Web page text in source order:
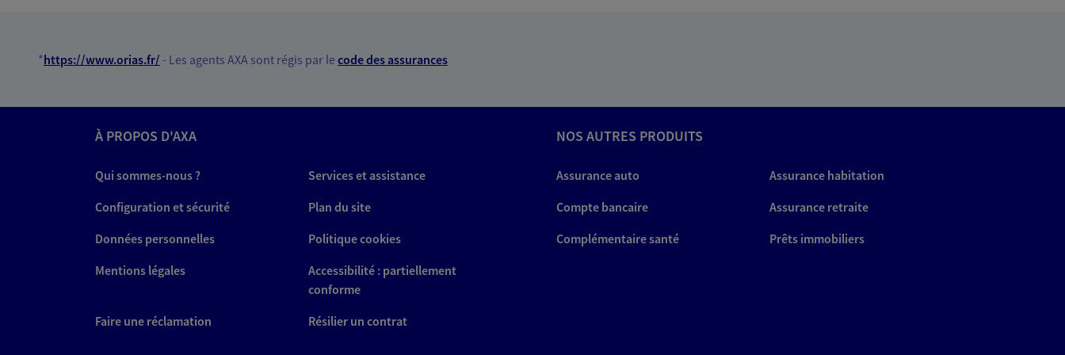
Horaires :Ouvert
N° Orias * (orias.fr) : EI LONCELLE OUIDAD (14006879); EI LAVIS JULIEN
Sebastien Saurret
*https://www.orias.fr/ - Les agents AXA sont régis par lecode des assurances
À PROPOS D'AXA
Qui sommes-nous ?
Services et assistance
Configuration et sécurité
Plan du site
Données personnelles
Politique cookies
Mentions légales
Accessibilité : partiellement
conforme
Faire une réclamation
Résilier un contrat
NOS AUTRES PRODUITS
Assurance auto
Assurance habitation
Compte bancaire
Assurance retraite
Complémentaire santé
Prêts immobiliers